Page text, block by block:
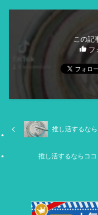
この記
フ
推し活するな
推し活するならコ